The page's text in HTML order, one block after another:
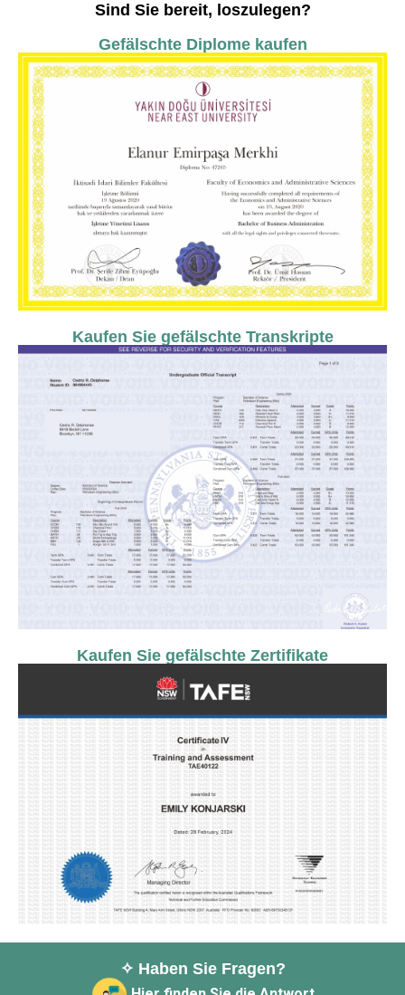
Sind Sie bereit, loszulegen?
Gefälschte Diplome kaufen
Kaufen Sie gefälschte Transkripte
Kaufen Sie gefälschte Zertifikate
✧ Haben Sie Fragen?